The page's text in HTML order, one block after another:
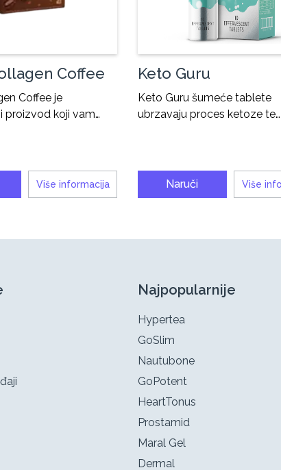
Coffee
Coffee je
proizvod koji vam…
Više informacija
Keto Guru
Keto Guru šumeće tablete
ubrzavaju proces ketoze te…
Naruči Više
Najpopularnije
Hypertea
GoSlim
Nautubone
GoPotent
HeartTonus
Prostamid
Maral Gel
Dermal